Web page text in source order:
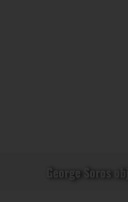
George Soros